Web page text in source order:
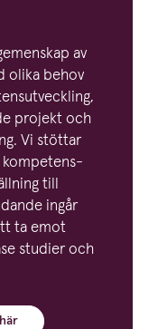
av
olika behov
projekt och
Vi stöttar
kompe­tens­
till
ingår
ta emot
studier och